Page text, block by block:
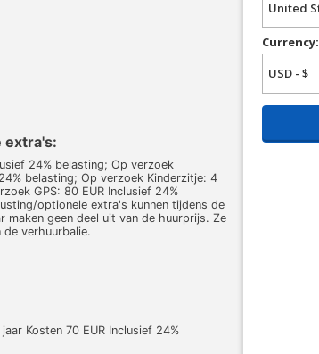
extra's:
24% belasting; Op verzoek
belasting; Op verzoek Kinderzitje: 4
GPS: 80 EUR Inclusief 24%
optionele extra's kunnen tijdens de
maken geen deel uit van de huurprijs. Ze
verhuurbalie.
Kosten 70 EUR Inclusief 24%
Currency: